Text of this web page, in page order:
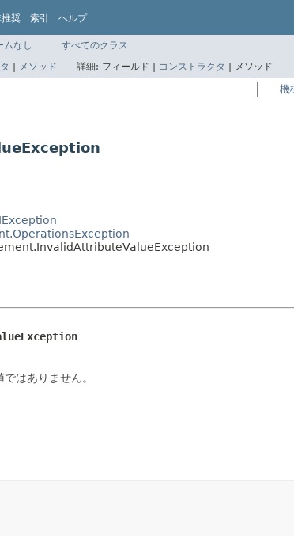
奨 索引 ヘルプ
ムなし
すべてのクラス
| メソッド 詳細: フィールド | コンストラクタ | メソッド
機
はありません。